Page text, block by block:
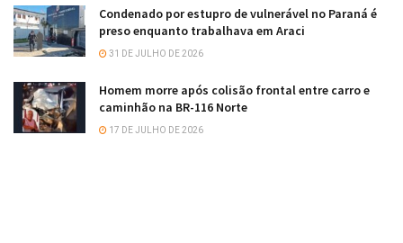
Condenado por estupro de vulnerável no Paraná é
preso enquanto trabalhava em Araci
31 DE JULHO DE 2026
Homem morre após colisão frontal entre carro e
caminhão na BR-116 Norte
17 DE JULHO DE 2026